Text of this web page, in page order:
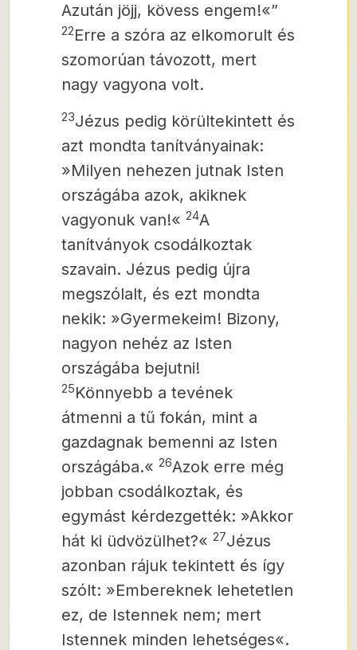
Azután jöjj, kövess engem!«”
22Erre a szóra az elkomorult és
szomorúan távozott, mert
nagy vagyona volt.
23Jézus pedig körültekintett és
azt mondta tanítványainak:
»Milyen nehezen jutnak Isten
országába azok, akiknek
vagyonuk van!« 24A
tanítványok csodálkoztak
szavain. Jézus pedig újra
megszólalt, és ezt mondta
nekik: »Gyermekeim! Bizony,
nagyon nehéz az Isten
országába bejutni!
25Könnyebb a tevének
átmenni a tű fokán, mint a
gazdagnak bemenni az Isten
országába.« 26Azok erre még
jobban csodálkoztak, és
egymást kérdezgették: »Akkor
hát ki üdvözülhet?« 27Jézus
azonban rájuk tekintett és így
szólt: »Embereknek lehetetlen
ez, de Istennek nem; mert
Istennek minden lehetséges«.